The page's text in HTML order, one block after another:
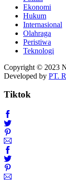
Ekonomi
Hukum
Internasional
Olahraga
Peristiwa
Teknologi
Copyright © 2023
Developed by PT.
Tiktok